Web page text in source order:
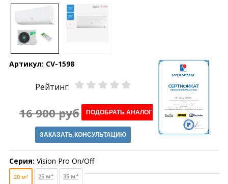
Артикул: CV-1598
Рейтинг:
16 900 руб ПОДОБРАТЬ АНАЛОГ
ЗАКАЗАТЬ КОНСУЛЬТАЦИЮ
Серия: Vision Pro On/Off
20 м² 25 м² 35 м²